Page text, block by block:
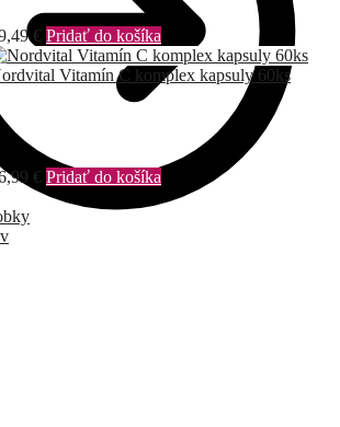
€ Pridať do košíka
Vitamín C komplex kapsuly 60ks
€ Pridať do košíka